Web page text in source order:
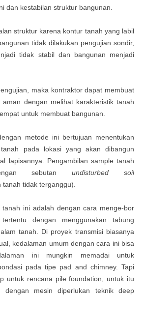
dan kestabilan struktur bangunan
struktur karena kontur tanah yang labil
tidak dilakukan pengujian sondir,
tidak stabil dan bangunan menjadi
maka kontraktor dapat membuat
dengan melihat karakteristik tanah
untuk membuat bangunan.
metode ini bertujuan menentukan
pada lokasi yang akan dibangun
lapisannya. Pengambilan sample tanah
sebutanundisturbed soil
tanah tidak terganggu).
tanah ini adalah dengan cara menge-bor
dengan menggunakan tabung
tanah. Di proyek transmisi biasanya
kedalaman umum dengan cara ini bisa
ini mungkin memadai untuk
pada tipe pad and chimney. Tapi
untuk rencana pile foundation, untuk itu
dengan mesin diperlukan teknik deep